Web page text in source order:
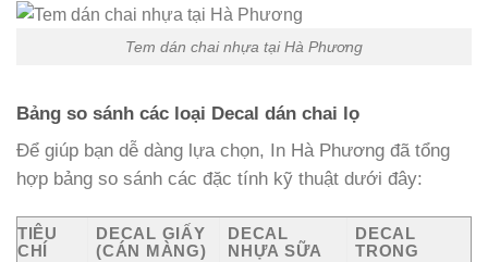
Tem dán chai nhựa tại Hà Phương
Bảng so sánh các loại Decal dán chai lọ
Để giúp bạn dễ dàng lựa chọn, In Hà Phương đã tổng
hợp bảng so sánh các đặc tính kỹ thuật dưới đây:
TIÊU
CHÍ
DECAL GIẤY
(CÁN MÀNG)
DECAL
NHỰA SỮA
DECAL
TRONG